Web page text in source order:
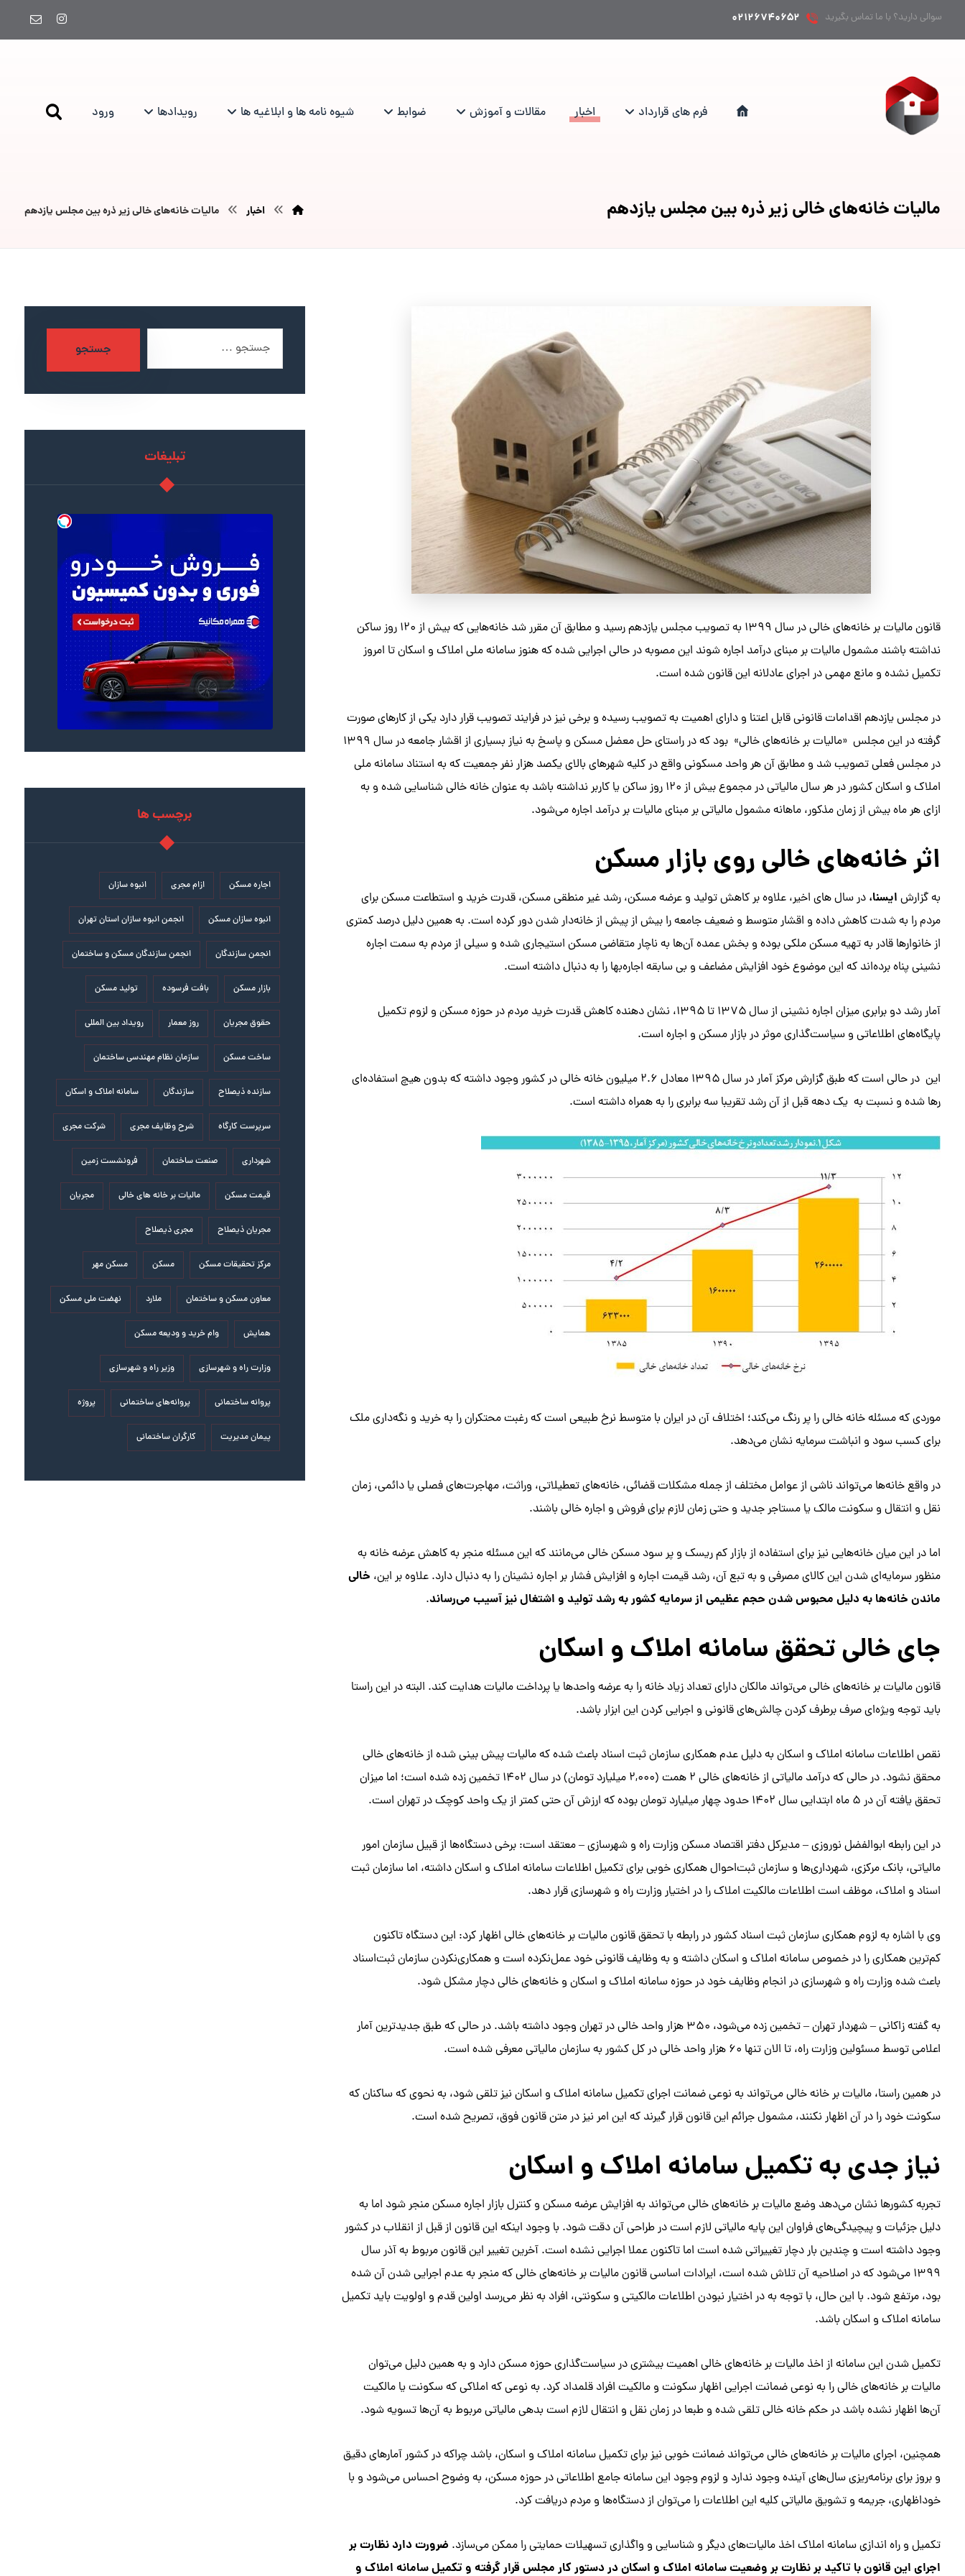
سوالی دارید؟ با ما تماس بگیرید ۰۲۱۲۶۷۴۰۶۵۲
فرم های قرارداد اخبار مقالات و آموزش ضوابط شیوه نامه ها و ابلاغیه ها رویدادها ورود
مالیات خانه‌های خالی زیر ذره بین مجلس یازدهم اخبار مالیات خانه‌های خالی زیر ذره بین مجلس یازدهم
قانون مالیات بر خانه‌های خالی در سال ۱۳۹۹ به تصویب مجلس یازدهم رسید و مطابق آن مقرر شد خانه‌هایی که بیش از ۱۲۰ روز ساکن
نداشته باشند مشمول مالیات بر مبنای درآمد اجاره شوند این مصوبه در حالی اجرایی شده که هنوز سامانه ملی املاک و اسکان تا امروز
تکمیل نشده و مانع مهمی در اجرای عادلانه این قانون شده است.
در مجلس یازدهم اقدامات قانونی قابل اعتنا و دارای اهمیت به تصویب رسیده و برخی نیز در فرایند تصویب قرار دارد یکی از کارهای صورت
گرفته در این مجلس «مالیات بر خانه‌های خالی» بود که در راستای حل معضل مسکن و پاسخ به نیاز بسیاری از اقشار جامعه در سال ۱۳۹۹
در مجلس فعلی تصویب شد و مطابق آن هر واحد مسکونی واقع در کلیه شهرهای بالای یکصد هزار نفر جمعیت که به استناد سامانه ملی
املاک و اسکان کشور در هر سال مالیاتی در مجموع بیش از ۱۲۰ روز ساکن یا کاربر نداشته باشد به عنوان خانه خالی شناسایی شده و به
ازای هر ماه بیش از زمان مذکور، ماهانه مشمول مالیاتی بر مبنای مالیات بر درآمد اجاره می‌شود.
اثر خانه‌های خالی روی بازار مسکن
به گزارشایسنا، در سال های اخیر، علاوه بر کاهش تولید و عرضه مسکن، رشد غیر منطقی مسکن، قدرت خرید و استطاعت مسکن برای
مردم را به شدت کاهش داده و اقشار متوسط و ضعیف جامعه را بیش از پیش از خانه‌دار شدن دور کرده است. به همین دلیل درصد کمتری
از خانوارها قادر به تهیه مسکن ملکی بوده و بخش عمده آن‌ها به ناچار متقاضی مسکن استیجاری شده و سیلی از مردم به سمت اجاره
نشینی پناه برده‌اند که این موضوع خود افزایش مضاعف و بی سابقه اجاره‌بها را به دنبال داشته است.
آمار رشد دو برابری میزان اجاره نشینی از سال ۱۳۷۵ تا ۱۳۹۵، نشان دهنده کاهش قدرت خرید مردم در حوزه مسکن و لزوم تکمیل
پایگاه‌های اطلاعاتی و سیاست‌گذاری موثر در بازار مسکن و اجاره است.
این در حالی است که طبق گزارش مرکز آمار در سال ۱۳۹۵ معادل ۲.۶ میلیون خانه خالی در کشور وجود داشته که بدون هیچ استفاده‌ای
رها شده و نسبت به یک دهه قبل از آن رشد تقریبا سه برابری را به همراه داشته است.
موردی که مسئله خانه خالی را پر رنگ می‌کند؛ اختلاف آن در ایران با متوسط نرخ طبیعی است که رغبت محتکران را به خرید و نگه‌داری ملک
برای کسب سود و انباشت سرمایه نشان می‌دهد.
در واقع خانه‌ها می‌تواند ناشی از عوامل مختلف از جمله مشکلات قضائی، خانه‌های تعطیلاتی، وراثت، مهاجرت‌های فصلی یا دائمی، زمان
نقل و انتقال و سکونت مالک یا مستاجر جدید و حتی زمان لازم برای فروش و اجاره خالی باشند.
اما در این میان خانه‌هایی نیز برای استفاده از بازار کم ریسک و پر سود مسکن خالی می‌مانند که این مسئله منجر به کاهش عرضه خانه به
منظور سرمایه‌ای شدن این کالای مصرفی و به تبع آن، رشد قیمت اجاره و افزایش فشار بر اجاره نشینان را به دنبال دارد. علاوه بر این، خالی
ماندن خانه‌ها به دلیل محبوس شدن حجم عظیمی از سرمایه کشور به رشد تولید و اشتغال نیز آسیب می‌رساند.
جای خالی تحقق سامانه املاک و اسکان
قانون مالیات بر خانه‌های خالی می‌تواند مالکان دارای تعداد زیاد خانه را به عرضه واحدها یا پرداخت مالیات هدایت کند. البته در این راستا
باید توجه ویژه‌ای صرف برطرف کردن چالش‌های قانونی و اجرایی کردن این ابزار باشد.
نقص اطلاعات سامانه املاک و اسکان به دلیل عدم همکاری سازمان ثبت اسناد باعث شده که مالیات پیش بینی شده از خانه‌های خالی
محقق نشود. در حالی که درآمد مالیاتی از خانه‌های خالی ۲ همت (۲,۰۰۰ میلیارد تومان) در سال ۱۴۰۲ تخمین زده شده است؛ اما میزان
تحقق یافته آن در ۵ ماه ابتدایی سال ۱۴۰۲ حدود چهار میلیارد تومان بوده که ارزش آن حتی کمتر از یک واحد کوچک در تهران است.
در این رابطه ابوالفضل نوروزی – مدیرکل دفتر اقتصاد مسکن وزارت راه و شهرسازی – معتقد است: برخی دستگاه‌ها از قبیل سازمان امور
مالیاتی، بانک مرکزی، شهرداری‌ها و سازمان ثبت‌احوال همکاری خوبی برای تکمیل اطلاعات سامانه املاک و اسکان داشته، اما سازمان ثبت
‌اسناد و املاک، موظف است اطلاعات مالکیت املاک را در اختیار وزارت راه و شهرسازی قرار دهد.
وی با اشاره به لزوم همکاری سازمان ثبت اسناد کشور در رابطه با تحقق قانون مالیات بر خانه‌های خالی اظهار کرد: این دستگاه تاکنون
کم‌ترین همکاری را در خصوص سامانه املاک و اسکان داشته و به وظایف قانونی خود عمل‌نکرده است و همکاری‌نکردن سازمان ثبت‌اسناد
باعث شده وزارت راه و شهرسازی در انجام وظایف خود در حوزه سامانه املاک و اسکان و خانه‌های خالی دچار مشکل شود.
به گفته زاکانی – شهردار تهران – تخمین زده می‌شود، ۳۵۰ هزار واحد خالی در تهران وجود داشته باشد. در حالی که طبق جدیدترین آمار
اعلامی توسط مسئولین وزارت راه، تا الان تنها ۶۰ هزار واحد خالی در کل کشور به سازمان مالیاتی معرفی شده است.
در همین راستا، مالیات بر خانه خالی می‌تواند به نوعی ضمانت اجرای تکمیل سامانه املاک و اسکان نیز تلقی شود، به نحوی که ساکنان که
سکونت خود را در آن اظهار نکنند، مشمول جرائم این قانون قرار گیرند که این امر نیز در متن قانون فوق، تصریح شده است.
نیاز جدی به تکمیل سامانه املاک و اسکان
تجربه کشورها نشان می‌دهد وضع مالیات بر خانه‌های خالی می‌تواند به افزایش عرضه مسکن و کنترل بازار اجاره مسکن منجر شود اما به
دلیل جزئیات و پیچیدگی‌های فراوان این پایه مالیاتی لازم است در طراحی آن دقت شود. با وجود اینکه این قانون از قبل از انقلاب در کشور
وجود داشته است و چندین بار دچار تغییراتی شده است اما تاکنون عملا اجرایی نشده است. آخرین تغییر این قانون مربوط به آذر سال
۱۳۹۹ می‌شود که در اصلاحیه آن تلاش شده است، ایرادات اساسی قانون مالیات بر خانه‌های خالی که منجر به عدم اجرایی شدن آن شده
بود، مرتفع شود. با این حال، با توجه به در اختیار نبودن اطلاعات مالکیتی و سکونتی، افراد به نظر می‌رسد اولین قدم و اولویت باید تکمیل
سامانه املاک و اسکان باشد.
تکمیل شدن این سامانه از اخذ مالیات بر خانه‌های خالی اهمیت بیشتری در سیاست‌گذاری حوزه مسکن دارد و به همین دلیل می‌توان
مالیات بر خانه‌های خالی را به نوعی ضمانت اجرایی اظهار سکونت و مالکیت افراد قلمداد کرد. به نوعی که املاکی که سکونت یا مالکیت
آن‌ها اظهار نشده باشد در حکم خانه خالی تلقی شده و طبعا در زمان نقل و انتقال لازم است بدهی مالیاتی مربوط به آن‌ها تسویه شود.
همچنین، اجرای مالیات بر خانه‌های خالی می‌تواند ضمانت خوبی نیز برای تکمیل سامانه املاک و اسکان، باشد چراکه در کشور آمارهای دقیق
و بروز برای برنامه‌ریزی سال‌های آینده وجود ندارد و لزوم وجود این سامانه جامع اطلاعاتی در حوزه مسکن، به وضوح احساس می‌شود و با
خوداظهاری، جریمه و تشویق مالیاتی کلیه این اطلاعات را می‌توان از دستگاه‌ها و مردم دریافت کرد.
تکمیل و راه اندازی سامانه املاک اخذ مالیات‌های دیگر و شناسایی و واگذاری تسهیلات حمایتی را ممکن می‌سازد. ضرورت دارد نظارت بر
اجرای این قانون با تاکید بر نظارت بر وضعیت سامانه املاک و اسکان در دستور کار مجلس قرار گرفته و تکمیل سامانه املاک و
جستجو
تبلیغات
برچسب ها
اجاره مسکن ازام مجری انبوه سازان
انبوه سازان مسکن انجمن انبوه سازان استان تهران
انجمن سازندگان انجمن سازندگان مسکن و ساختمان
بازار مسکن بافت فرسوده تولید مسکن
حقوق مجریان روز معمار رویداد بین المللی
ساخت مسکن سازمان نظام مهندسی ساختمان
سازنده ذیصلاح سازندگان سامانه املاک و اسکان
سرپرست کارگاه شرح وظایف مجری شرکت مجری
شهرداری صنعت ساختمان فرونشست زمین
قیمت مسکن مالیات بر خانه های خالی مجریان
مجریان ذیصلاح مجری ذیصلاح
مرکز تحقیقات مسکن مسکن مسکن مهر
معاون مسکن و ساختمان ملارد نهضت ملی مسکن
همایش وام خرید و ودیعه مسکن
وزارت راه و شهرسازی وزیر راه و شهرسازی
پروانه ساختمانی پروانه‌های ساختمانی پروژه
پیمان مدیریت کارگران ساختمانی